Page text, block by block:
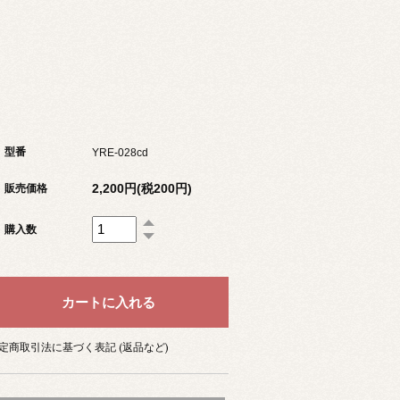
型番 YRE-028cd
販売価格 2,200円(税200円)
購入数
商取引法に基づく表記 (返品など)